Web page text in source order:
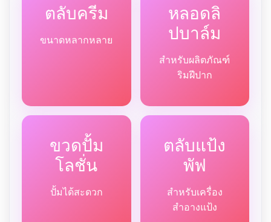
ตลับครีม
ขนาดหลากหลาย
หลอดลิ
ปบาล์ม
สำหรับผลิตภัณฑ์
ริมฝีปาก
ขวดปั้ม
โลชั่น
ปั้มได้สะดวก
ตลับแป้ง
พัฟ
สำหรับเครื่อง
สำอางแป้ง